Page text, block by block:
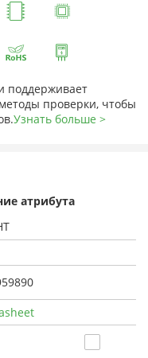
поддерживает
проверки, чтобы
Узнать больше >
атрибута